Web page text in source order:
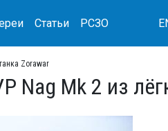
Статьи РСЗО
Zorawar
Mk 2 из